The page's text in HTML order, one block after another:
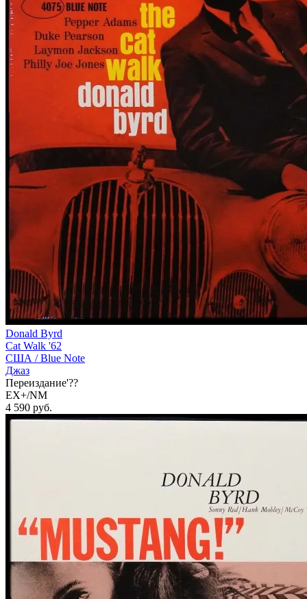
Donald Byrd
Cat Walk '62
США /Blue Note
Джаз
Переиздание'??
EX+/NM
4 590 руб.